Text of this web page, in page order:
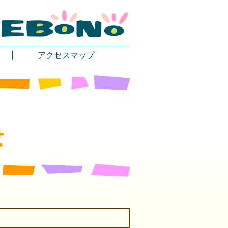
アクセスマップ